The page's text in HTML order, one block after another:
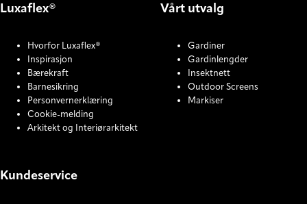
Luxaflex®
Hvorfor Luxaflex®
Inspirasjon
Bærekraft
Barnesikring
Personvernerklæring
Cookie-melding
Arkitekt og Interiørarkitekt
Vårt utvalg
Gardiner
Gardinlengder
Insektnett
Outdoor Screens
Markiser
Kundeservice